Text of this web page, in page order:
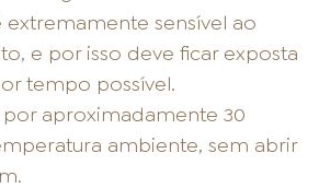
extremamente sensível ao
e por isso deve ficar exposta
tempo possível.
aproximadamente 30
ambiente, sem abrir